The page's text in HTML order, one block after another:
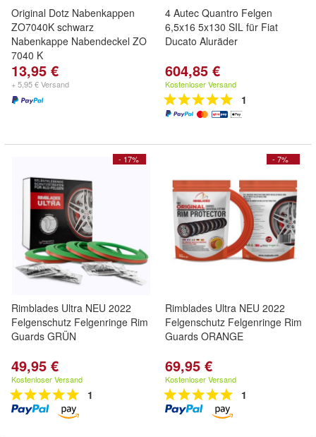
Original Dotz Nabenkappen
ZO7040K schwarz
Nabenkappe Nabendeckel ZO
7040 K
13,95 €
+ 5,95 € Versand
4 Autec Quantro Felgen
6,5x16 5x130 SIL für Fiat
Ducato Aluräder
604,85 €
Kostenloser Versand
1
- 17%
Rimblades Ultra NEU 2022
Felgenschutz Felgenringe Rim
Guards GRÜN
49,95 €
Kostenloser Versand
1
- 7%
Rimblades Ultra NEU 2022
Felgenschutz Felgenringe Rim
Guards ORANGE
69,95 €
Kostenloser Versand
1